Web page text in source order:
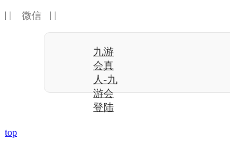
| | 微信 | |
九游
会真
人-九
游会
登陆
top